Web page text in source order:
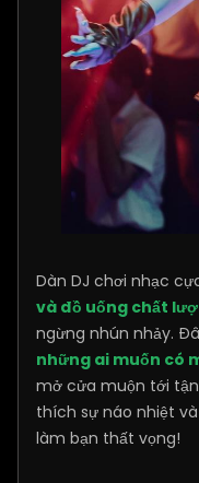
Dàn DJ chơi nhạc
và đồ uống chất
ngừng nhún nhảy.
những ai muốn có
mở cửa muộn tới tận
thích sự náo nhiệt và
làm bạn thất vọng!